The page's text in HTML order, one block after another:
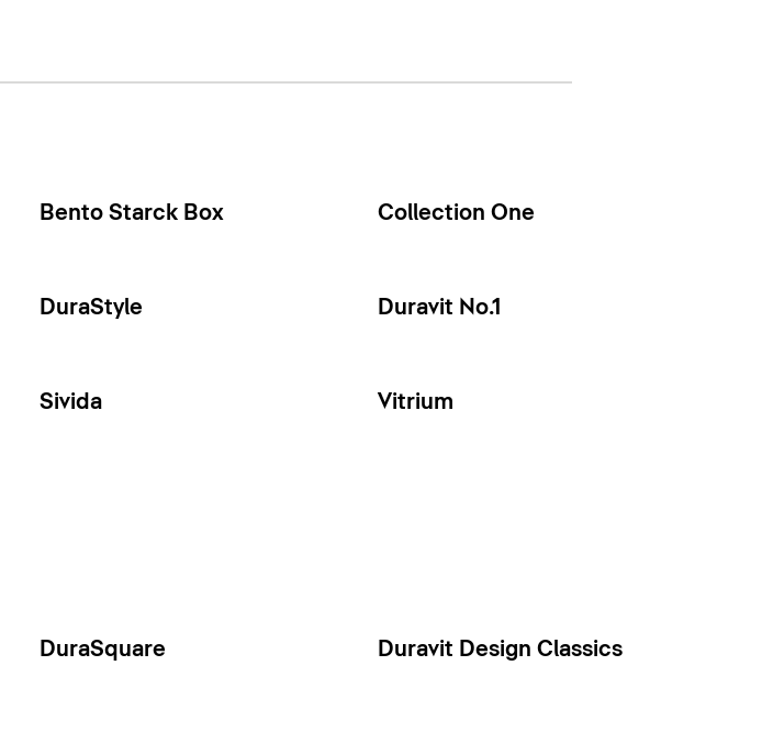
Bento Starck Box Collection One
DuraStyle Duravit No.1
Sivida Vitrium
DuraSquare Duravit Design Classics